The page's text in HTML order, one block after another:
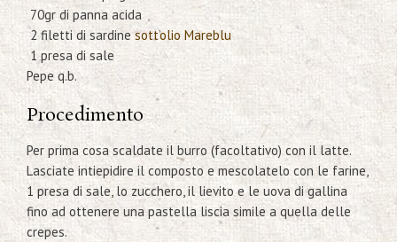
70gr di panna acida
2 filetti di sardinesott’olio Mareblu
1 presa di sale
Pepe q.b.
Procedimento
Per prima cosa scaldate il burro (facoltativo) con il latte.
Lasciate intiepidire il composto e mescolatelo con le farine,
1 presa di sale, lo zucchero, il lievito e le uova di gallina
fino ad ottenere una pastella liscia simile a quella delle
crepes.